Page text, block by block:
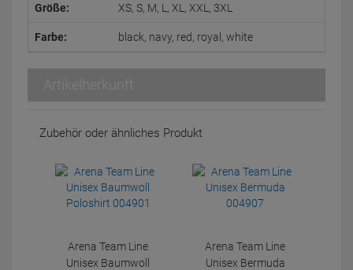
Größe: XS, S, M, L, XL, XXL, 3XL
Farbe: black, navy, red, royal, white
Artikelherkunft
Zubehör oder ähnliches Produkt
Arena Team Line
Unisex Baumwoll
Arena Team Line
Unisex Bermuda